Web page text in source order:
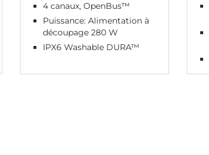
4 canaux, OpenBus™
Puissance: Alimentation à
découpage 280 W
IPX6 Washable DURA™